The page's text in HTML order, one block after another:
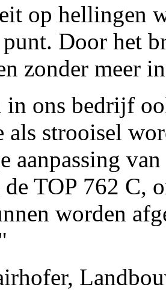
op hellingen
Door het
zonder meer
in ons bedrijf
als strooisel
aanpassing
de TOP 762
worden